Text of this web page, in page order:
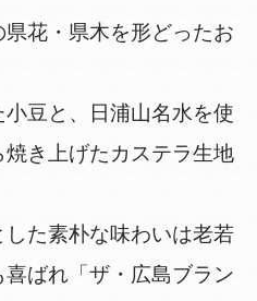
花・県木を形どったお
豆と、日浦山名水を使
き上げたカステラ生地
た素朴な味わいは老若
ばれ「ザ・広島ブラン